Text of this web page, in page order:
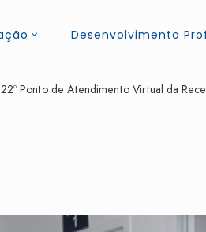
Desenvolvimento
Ponto de Atendimento Virtual da